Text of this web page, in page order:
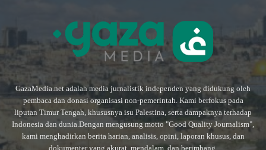
GazaMedia.net adalah media jurnalistik independen yang didukung oleh
pembaca dan donasi organisasi non-pemerintah. Kami berfokus pada
liputan Timur Tengah, khususnya isu Palestina, serta dampaknya terhadap
Indonesia dan dunia.Dengan mengusung motto "Good Quality Journalism",
kami menghadirkan berita harian, analisis, opini, laporan khusus, dan
dokumenter yang akurat, mendalam, dan berimbang.